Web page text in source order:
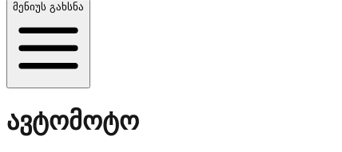
მენიუს გახსნა
ავტომოტო